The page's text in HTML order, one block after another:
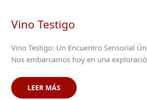
Vino Testigo
Vino Testigo: Un Encuentro Sensorial
Nos embarcamos hoy en una
LEER MÁS